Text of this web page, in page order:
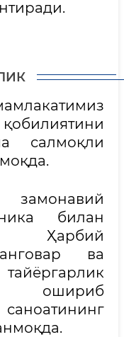
салмоқли
билан
Ҳарбий
ва
ошириб